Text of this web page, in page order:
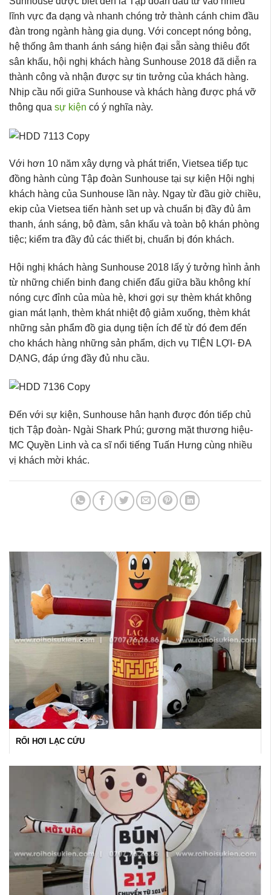
lĩnh vực đa dạng và nhanh chóng trở thành cánh chim đầu
đàn trong ngành hàng gia dụng. Với concept nóng bỏng,
hệ thống âm thanh ánh sáng hiện đại sẵn sàng thiêu đốt
sân khấu, hội nghị khách hàng Sunhouse 2018 đã diễn ra
thành công và nhận được sự tin tưởng của khách hàng.
Nhịp cầu nối giữa Sunhouse và khách hàng được phá vỡ
thông qua sự kiện có ý nghĩa này.
Với hơn 10 năm xây dựng và phát triển, Vietsea tiếp tục
đồng hành cùng Tập đoàn Sunhouse tại sự kiện Hội nghị
khách hàng của Sunhouse lần này. Ngay từ đầu giờ chiều,
ekip của Vietsea tiến hành set up và chuẩn bị đầy đủ âm
thanh, ánh sáng, bộ đàm, sân khấu và toàn bộ khán phòng
tiệc; kiểm tra đầy đủ các thiết bị, chuẩn bị đón khách.
Hội nghị khách hàng Sunhouse 2018 lấy ý tưởng hình ảnh
từ những chiến binh đang chiến đấu giữa bầu không khí
nóng cực đỉnh của mùa hè, khơi gợi sự thèm khát không
gian mát lạnh, thèm khát nhiệt độ giảm xuống, thèm khát
những sản phẩm đồ gia dụng tiện ích để từ đó đem đến
cho khách hàng những sản phẩm, dịch vụ TIỆN LỢI- ĐA
DẠNG, đáp ứng đầy đủ nhu cầu.
Đến với sự kiện, Sunhouse hân hạnh được đón tiếp chủ
tịch Tập đoàn- Ngài Shark Phú; gương mặt thương hiệu-
MC Quyền Linh và ca sĩ nổi tiếng Tuấn Hưng cùng nhiều
vị khách mời khác.
RỐI HƠI LẠC CỨU